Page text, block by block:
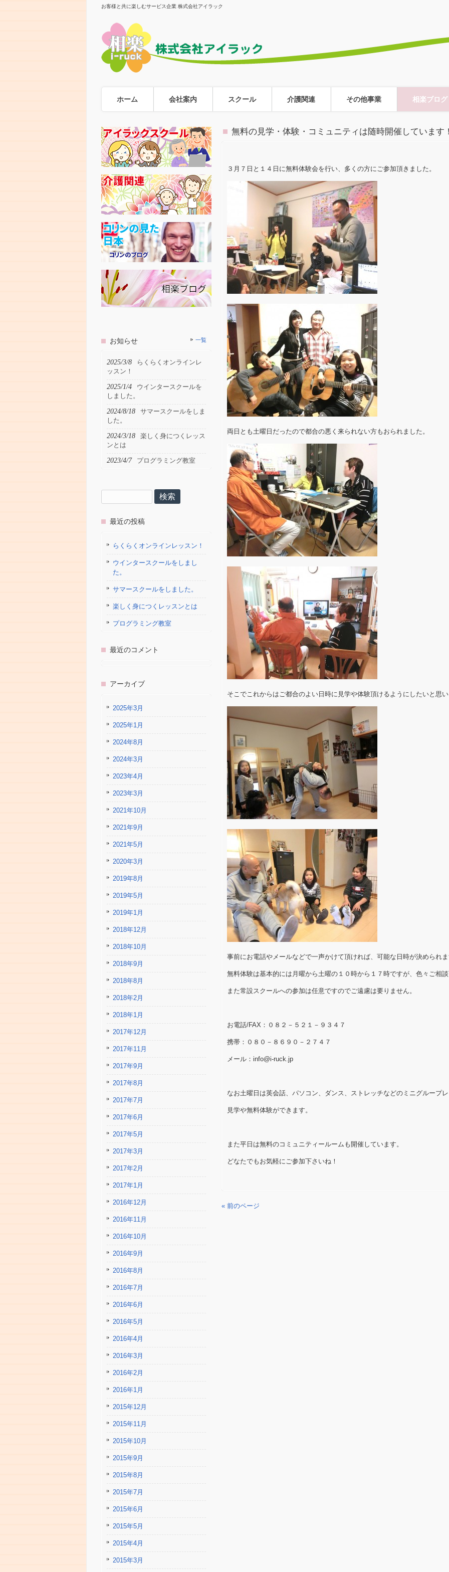
お客様と共に楽しむサービス企業 株式会社アイラック
ホーム 会社案内 スクール 介護関連 その他事業 相楽ブログ
無料の見学・体験・コミュニティは随時開催しています
３月７日と１４日に無料体験会を行い、多くの方にご参加頂きました。
両日とも土曜日だったので都合の悪く来られない方もおられました。
そこでこれからはご都合のよい日時に見学や体験頂けるようにしたいと思
事前にお電話やメールなどで一声かけて頂ければ、可能な日時が決められ
無料体験は基本的には月曜から土曜の１０時から１７時ですが、色々ご相
また常設スクールへの参加は任意ですのでご遠慮は要りません。
お電話/FAX：０８２－５２１－９３４７
携帯：０８０－８６９０－２７４７
メール：info@i-ruck.jp
なお土曜日は英会話、パソコン、ダンス、ストレッチなどのミニグループ
見学や無料体験ができます。
また平日は無料のコミュニティールームも開催しています。
どなたでもお気軽にご参加下さいね！
« 前のページ
お知らせ 一覧
2025/3/8
らくらくオンラインレ
ッスン！
2025/1/4
ウインタースクールを
しました。
2024/8/18
サマースクールをしま
した。
2024/3/18
楽しく身につくレッス
ンとは
2023/4/7 プログラミング教室
索:
最近の投稿
らくらくオンラインレッスン！
ウインタースクールをしまし
た。
サマースクールをしました。
楽しく身につくレッスンとは
プログラミング教室
最近のコメント
アーカイブ
2025年3月
2025年1月
2024年8月
2024年3月
2023年4月
2023年3月
2021年10月
2021年9月
2021年5月
2020年3月
2019年8月
2019年5月
2019年1月
2018年12月
2018年10月
2018年9月
2018年8月
2018年2月
2018年1月
2017年12月
2017年11月
2017年9月
2017年8月
2017年7月
2017年6月
2017年5月
2017年3月
2017年2月
2017年1月
2016年12月
2016年11月
2016年10月
2016年9月
2016年8月
2016年7月
2016年6月
2016年5月
2016年4月
2016年3月
2016年2月
2016年1月
2015年12月
2015年11月
2015年10月
2015年9月
2015年8月
2015年7月
2015年6月
2015年5月
2015年4月
2015年3月